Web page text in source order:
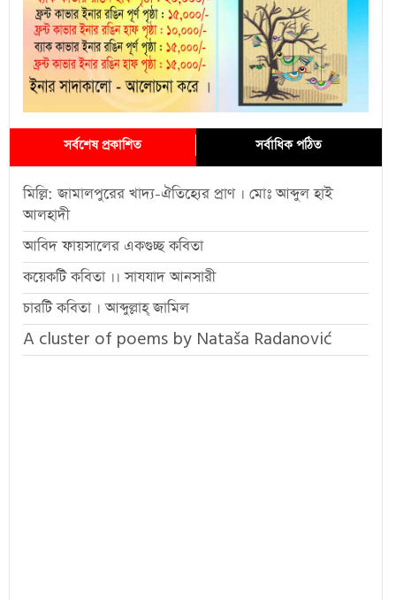
সর্বশেষ প্রকাশিত সর্বাধিক পঠিত
মিল্লি: জামালপুরের খাদ্য-ঐতিহ্যের প্রাণ । মোঃ আব্দুল হাই
আলহাদী
আবিদ ফায়সালের একগুচ্ছ কবিতা
কয়েকটি কবিতা ।। সাযযাদ আনসারী
চারটি কবিতা । আব্দুল্লাহ্ জামিল
A cluster of poems by Nataša Radanović